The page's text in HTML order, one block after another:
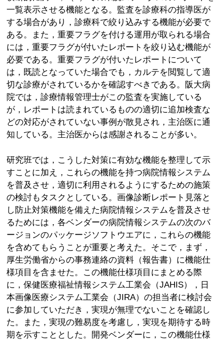
一覧表示させる機能となる。監査を診療科の指導医が
する場合があり，診療科で絞り込みする機能が必要で
ある。また，重要フラグを付ける運用が取られる場合
には，重要フラグが付いたレポートを絞り込む機能が
必要である。重要フラグが付いたレポートについて
は，既読となっていた場合でも，カルテを閲覧して適
切な診療がされているかを確認すべきである。阪大病
院では，診療情報管理士がこの監査を実施している
が，レポートは読まれているものの適切に追加検査な
どの対応がされていない事例が散見され，主治医に通
知している。主治医からは感謝されることが多い。
研究班では，こうした対策に有効な機能を整理して示
すことに加え，これらの機能を持つ病院情報システム
を普及させ，適切に利用されるようにするための施策
の検討もタスクとしている。画像診断レポート見落と
し防止対策機能を備えた病院情報システムを普及させ
るためには，各ベンダーの病院情報システムの次のバ
ージョンのパッケージソフトウエアに，これらの機能
を含めてもらうことが重要と考えた。そこで，まず，
厚生労働省からの事務連絡の資料（報告書）に機能仕
様項目を含ませた。この機能仕様項目にまとめる際
に，保健医療福祉情報システム工業会（JAHIS），日
本画像医療システム工業会（JIRA）の担当者に検討会
に参加していただき，実現が無理でないことを確認し
た。また，実現の難易度を考慮し，実現を期待する時
期を示すこととした。開発ベンダーに，この機能仕様